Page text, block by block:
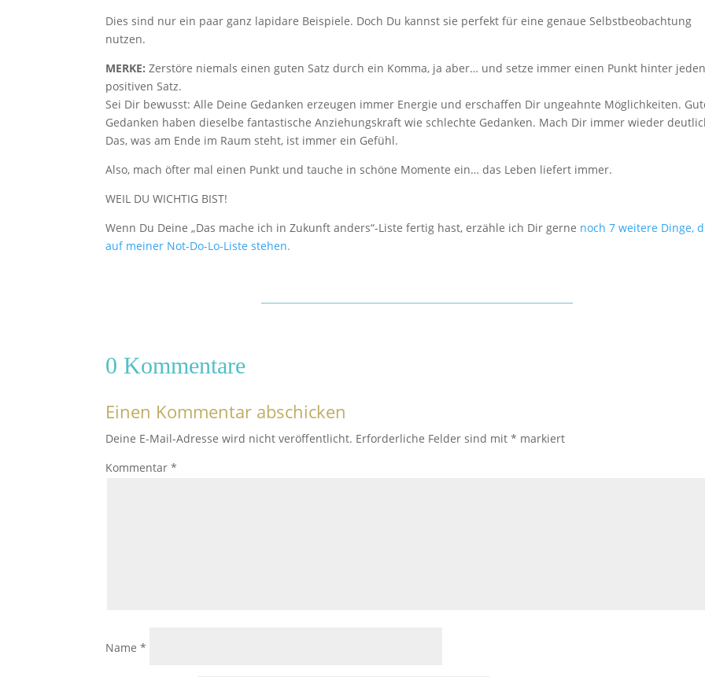
Dies sind nur ein paar ganz lapidare Beispiele. Doch Du kannst sie perfekt für eine genaue Selbstbeobachtung
nutzen.
MERKE: Zerstöre niemals einen guten Satz durch ein Komma, ja aber… und setze immer einen Punkt hinter jeden
positiven Satz.
Sei Dir bewusst: Alle Deine Gedanken erzeugen immer Energie und erschaffen Dir ungeahnte Möglichkeiten.
Gedanken haben dieselbe fantastische Anziehungskraft wie schlechte Gedanken. Mach Dir immer wieder
Das, was am Ende im Raum steht, ist immer ein Gefühl.
Also, mach öfter mal einen Punkt und tauche in schöne Momente ein… das Leben liefert immer.
WEIL DU WICHTIG BIST!
Wenn Du Deine „Das mache ich in Zukunft anders“-Liste fertig hast, erzähle ich Dir gerne noch 7 weitere Dinge,
auf meiner Not-Do-Lo-Liste stehen.
0 Kommentare
Einen Kommentar abschicken
Deine E-Mail-Adresse wird nicht veröffentlicht. Erforderliche Felder sind mit* markiert
Kommentar*
Name*